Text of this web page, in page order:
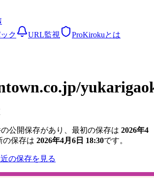
ク URL監視 ProKirokuとは
/
公開保存があり、最初の保存は 2026年4
の保存は 2026年4月6日 18:30です。
の保存を見る